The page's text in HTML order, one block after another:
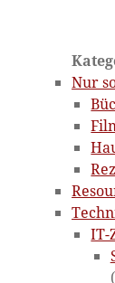
Nur
IT-